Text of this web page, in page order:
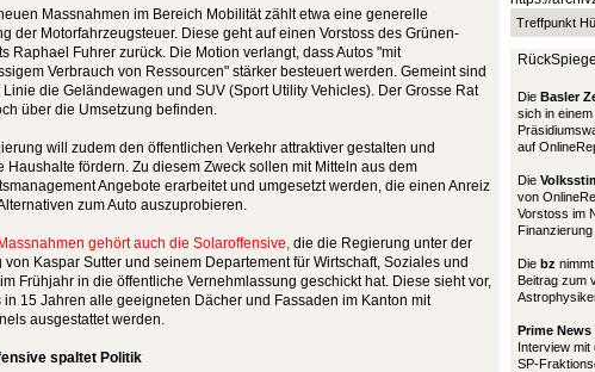
Massnahmen im Bereich Mobilität zählt etwa eine generelle
der Motorfahrzeugsteuer. Diese geht auf einen Vorstoss des Grünen-
Raphael Fuhrer zurück. Die Motion verlangt, dass Autos "mit
Verbrauch von Ressourcen" stärker besteuert werden. Gemeint sind
Linie die Geländewagen und SUV (Sport Utility Vehicles). Der Grosse Rat
über die Umsetzung befinden.
will zudem den öffentlichen Verkehr attraktiver gestalten und
Haushalte fördern. Zu diesem Zweck sollen mit Mitteln aus dem
Angebote erarbeitet und umgesetzt werden, die einen Anreiz
zum Auto auszuprobieren.
gehört auch die Solaroffensive, die die Regierung unter der
von Kaspar Sutter und seinem Departement für Wirtschaft, Soziales und
Frühjahr in die öffentliche Vernehmlassung geschickt hat. Diese sieht vor,
in 15 Jahren alle geeigneten Dächer und Fassaden im Kanton mit
ausgestattet werden.
spaltet Politik
Treffpunkt
RückSpiegel
Die Basler
sich in
auf
Die
von
Vorstoss im
Finanzierung
Die bz
Beitrag zum
Prime News
Interview mit
SP-